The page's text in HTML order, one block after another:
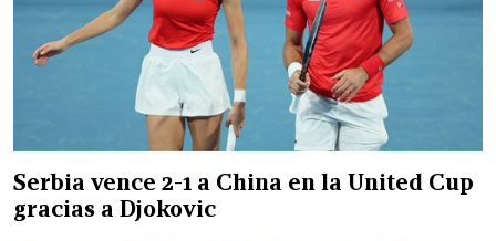
Serbia vence 2-1 a China en la United Cup
gracias a Djokovic